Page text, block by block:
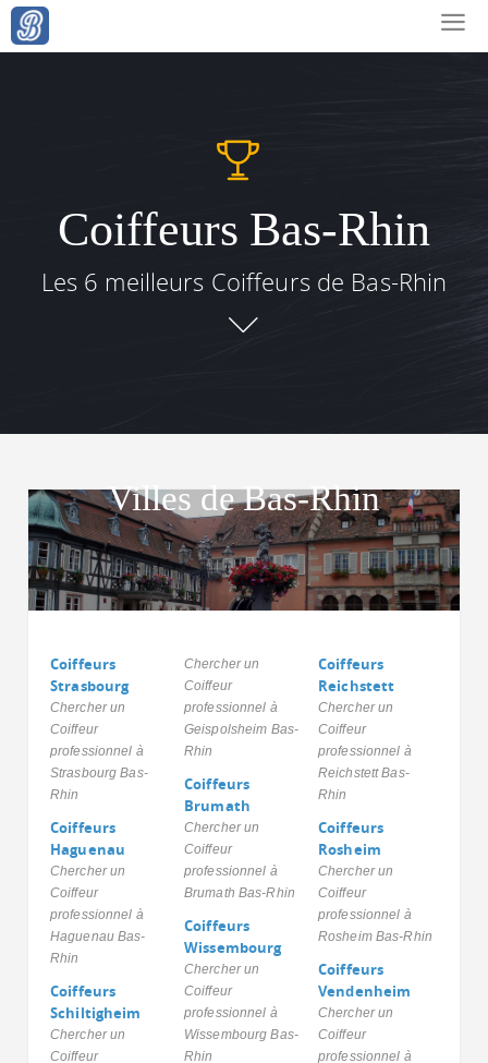
Coiffeurs Bas-Rhin
Les 6 meilleurs Coiffeurs de Bas-Rhin
Villes de Bas-Rhin
Coiffeurs
Strasbourg
Chercher un
Coiffeur
professionnel à
Strasbourg Bas-
Rhin
Coiffeurs
Haguenau
Chercher un
Coiffeur
professionnel à
Haguenau Bas-
Rhin
Coiffeurs
Schiltigheim
Chercher un
Coiffeur
Chercher un
Coiffeur
professionnel à
Geispolsheim Bas-
Rhin
Coiffeurs
Brumath
Chercher un
Coiffeur
professionnel à
Brumath Bas-Rhin
Coiffeurs
Wissembourg
Chercher un
Coiffeur
professionnel à
Wissembourg Bas-
Rhin
Coiffeurs
Reichstett
Chercher un
Coiffeur
professionnel à
Reichstett Bas-
Rhin
Coiffeurs
Rosheim
Chercher un
Coiffeur
professionnel à
Rosheim Bas-Rhin
Coiffeurs
Vendenheim
Chercher un
Coiffeur
professionnel à